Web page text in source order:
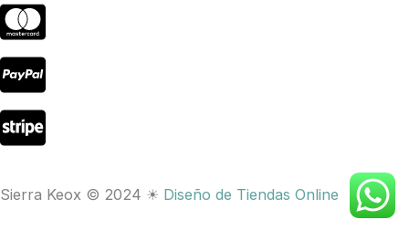
Sierra Keox © 2024 ☀ Diseño de Tiendas Online